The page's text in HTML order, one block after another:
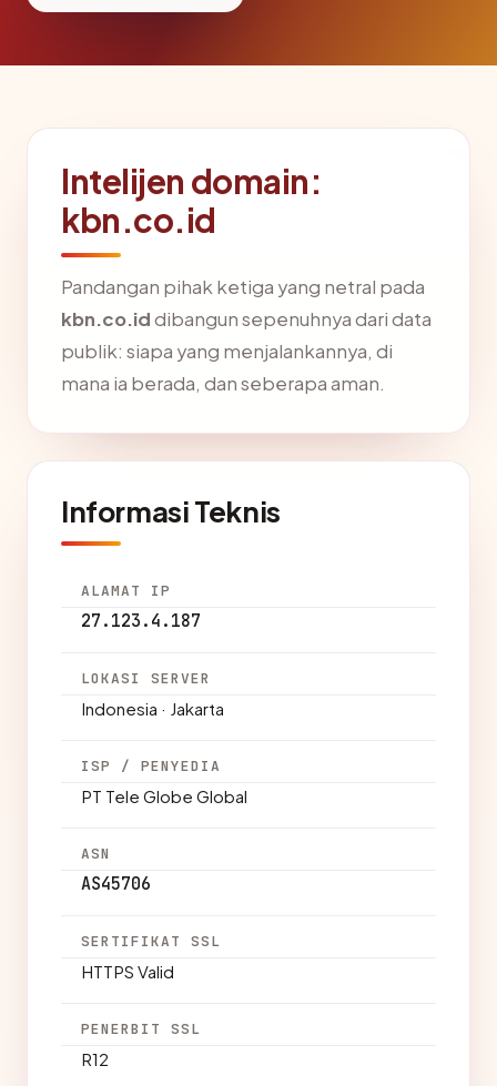
Intelijen domain:
kbn.co.id
Pandangan pihak ketiga yang netral pada
kbn.co.iddibangun sepenuhnya dari data
publik: siapa yang menjalankannya, di
mana ia berada, dan seberapa aman.
Informasi Teknis
ALAMAT IP
27.123.4.187
LOKASI SERVER
Indonesia · Jakarta
ISP / PENYEDIA
PT Tele Globe Global
ASN
AS45706
SERTIFIKAT SSL
HTTPS Valid
PENERBIT SSL
R12